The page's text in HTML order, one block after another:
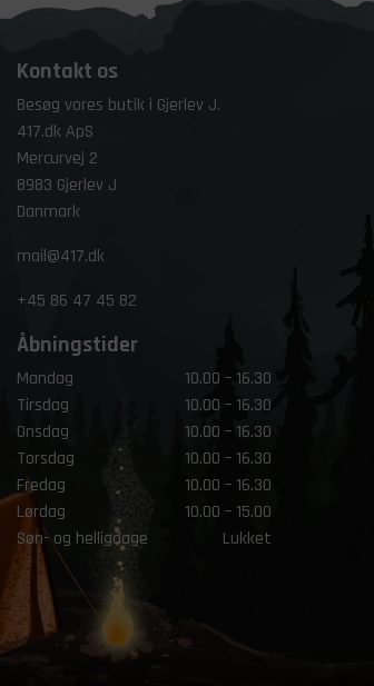
Kontakt os
Besøg vores butik i Gjerlev J.
417.dk ApS
Mercurvej 2
8983 Gjerlev J
Danmark
mail@417.dk
+45 86 47 45 82
Åbningstider
Mandag
10.00 – 16.30
Tirsdag
10.00 – 16.30
Onsdag
10.00 – 16.30
Torsdag
10.00 – 16.30
Fredag
10.00 – 16.30
Lørdag
10.00 – 15.00
Søn- og helligdage
Lukket